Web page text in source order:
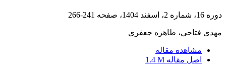
دوره 16، شماره 2، اسفند 1404، صفحه 241-266
مهدی فتاحی، طاهره جعفری
مشاهده مقاله
اصل مقاله 1.4 M